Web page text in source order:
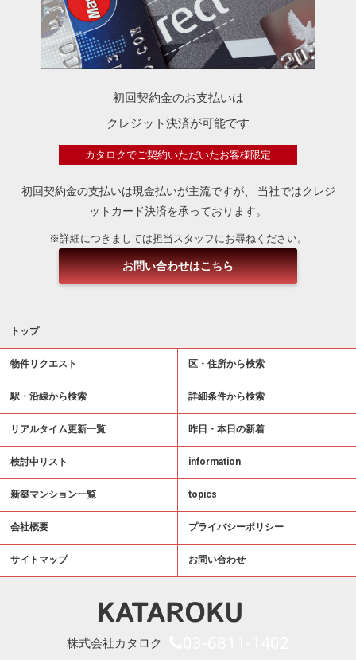
初回契約金のお支払いは
クレジット決済が可能です
カタロクでご契約いただいたお客様限定
初回契約金の支払いは現金払いが主流ですが、
当社ではクレジ
ットカード決済を承っております。
※詳細につきましては担当スタッフにお尋ねください。
お問い合わせはこちら
トップ
物件リクエスト 区・住所から検索
駅・沿線から検索 詳細条件から検索
リアルタイム更新一覧 昨日・本日の新着
検討中リスト information
新築マンション一覧 topics
会社概要 プライバシーポリシー
サイトマップ お問い合わせ
株式会社カタロク